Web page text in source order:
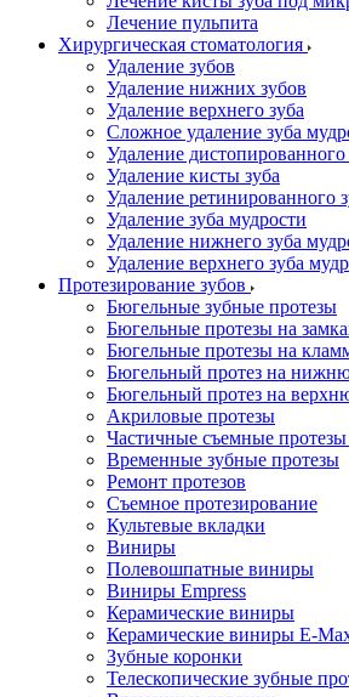
Лечение пульпита
Хирургическая стоматология
Удаление зубов
Удаление нижних зубов
Удаление верхнего зуба
Сложное удаление зуба
Удаление
Удаление кисты зуба
Удаление ретинированного
Удаление зуба мудрости
Удаление нижнего зуба
Удаление верхнего зуба
Протезирование зубов
Бюгельные зубные протезы
Бюгельные протезы на
Бюгельные протезы на
Бюгельный протез на
Бюгельный протез на
Акриловые протезы
Частичные съемные
Временные зубные протезы
Ремонт протезов
Съемное протезирование
Культевые вкладки
Виниры
Полевошпатные виниры
Виниры Empress
Керамические виниры
Керамические виниры E-
Зубные коронки
Телескопические зубные